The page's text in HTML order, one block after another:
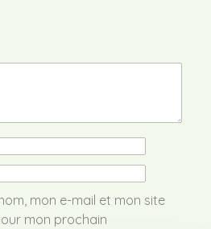
mon e-mail et mon site
mon prochain